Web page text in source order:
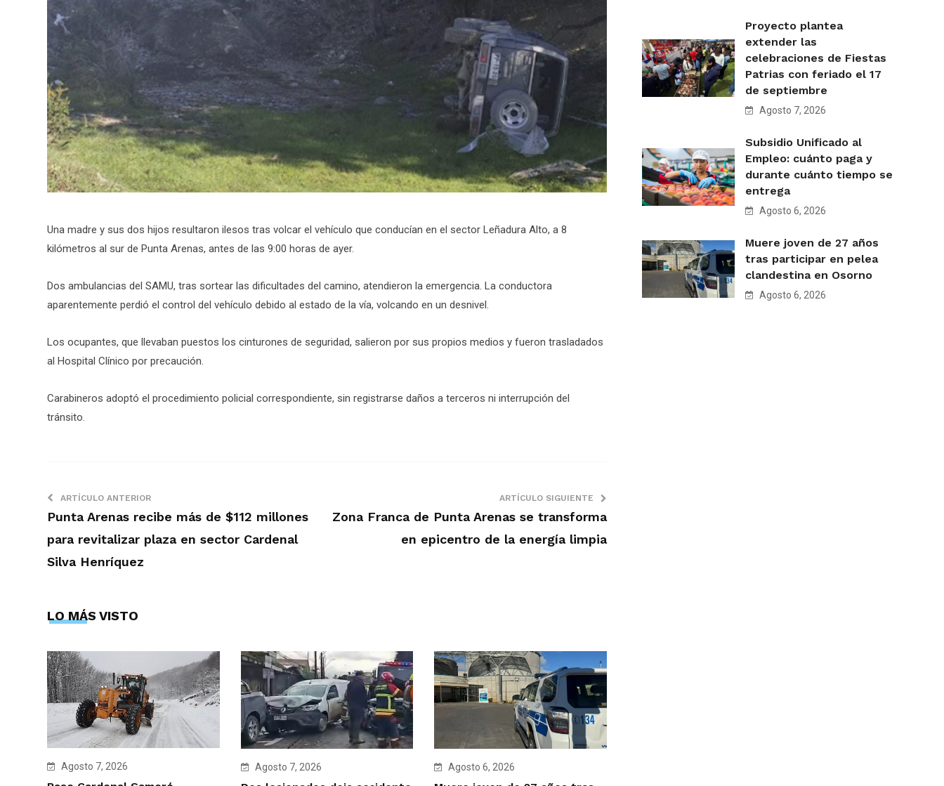
Una madre y sus dos hijos resultaron ilesos tras volcar el vehículo que conducían en el sector Leñadura Alto, a 8
kilómetros al sur de Punta Arenas, antes de las 9:00 horas de ayer.
Dos ambulancias del SAMU, tras sortear las dificultades del camino, atendieron la emergencia. La conductora
aparentemente perdió el control del vehículo debido al estado de la vía, volcando en un desnivel.
Los ocupantes, que llevaban puestos los cinturones de seguridad, salieron por sus propios medios y fueron trasladados
al Hospital Clínico por precaución.
Carabineros adoptó el procedimiento policial correspondiente, sin registrarse daños a terceros ni interrupción del
tránsito.
ARTÍCULO ANTERIOR
Punta Arenas recibe más de $112 millones
para revitalizar plaza en sector Cardenal
Silva Henríquez
ARTÍCULO SIGUIENTE
Zona Franca de Punta Arenas se transforma
en epicentro de la energía limpia
LO MÁS VISTO
Agosto 7, 2026 Agosto 7, 2026 Agosto 6, 2026
Proyecto plantea
extender las
celebraciones de Fiestas
Patrias con feriado el 17
de septiembre
Agosto 7, 2026
Subsidio Unificado al
Empleo: cuánto paga y
durante cuánto tiempo se
entrega
Agosto 6, 2026
Muere joven de 27 años
tras participar en pelea
clandestina en Osorno
Agosto 6, 2026